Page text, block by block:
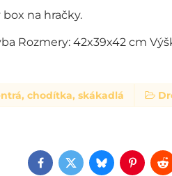
na hračky.
Rozmery: 42x39x42 cm
chodítka, skákadlá
Facebook
TwitterBluesky